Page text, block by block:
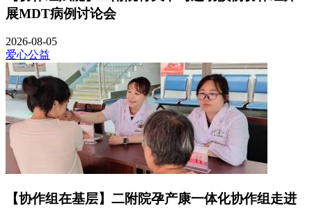
展MDT病例讨论会
2026-08-05
爱心公益
【协作组在基层】二附院孕产康一体化协作组走进